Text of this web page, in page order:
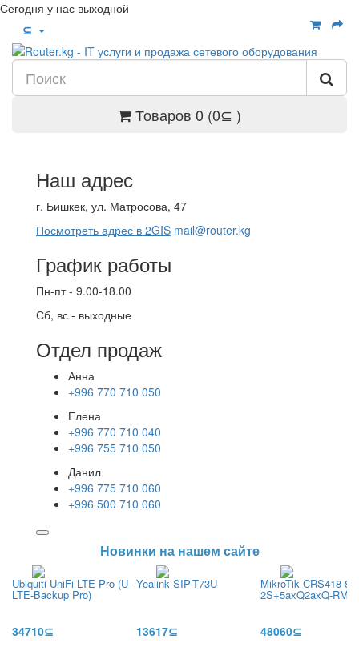
Сегодня у нас выходной
⊆
Товаров 0 (0⊆ )
Наш адрес
г. Бишкек, ул. Матросова, 47
Посмотреть адрес в 2GIS mail@router.kg
График работы
Пн-пт - 9.00-18.00
Сб, вс - выходные
Отдел продаж
Анна
+996 770 710 050
Елена
+996 770 710 040
+996 755 710 050
Данил
+996 775 710 060
+996 500 710 060
Новинки на нашем сайте
Ubiquiti UniFi LTE Pro (U-
LTE-Backup Pro)
34710⊆
Yealink SIP-T73U
13617⊆
MikroTik CRS418-
2S+5axQ2axQ-RM
48060⊆